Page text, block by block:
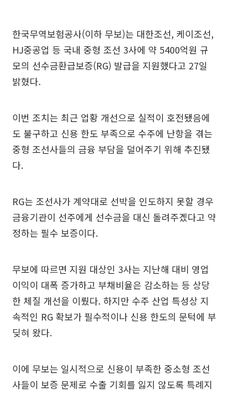
한국무역보험공사(이하 무보)는 대한조선, 케이조선,
HJ중공업 등 국내 중형 조선 3사에 약 5400억원 규
모의 선수금환급보증(RG) 발급을 지원했다고 27일
밝혔다.
이번 조치는 최근 업황 개선으로 실적이 호전됐음에
도 불구하고 신용 한도 부족으로 수주에 난항을 겪는
중형 조선사들의 금융 부담을 덜어주기 위해 추진됐
다.
RG는 조선사가 계약대로 선박을 인도하지 못할 경우
금융기관이 선주에게 선수금을 대신 돌려주겠다고 약
정하는 필수 보증이다.
무보에 따르면 지원 대상인 3사는 지난해 대비 영업
이익이 대폭 증가하고 부채비율은 감소하는 등 상당
한 체질 개선을 이뤘다. 하지만 수주 산업 특성상 지
속적인 RG 확보가 필수적이나 신용 한도의 문턱에 부
딪혀 왔다.
이에 무보는 일시적으로 신용이 부족한 중소형 조선
사들이 보증 문제로 수출 기회를 잃지 않도록 특례지